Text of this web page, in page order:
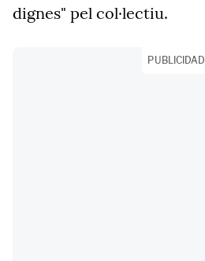
dignes" pel col·lectiu.
PUBLICIDAD